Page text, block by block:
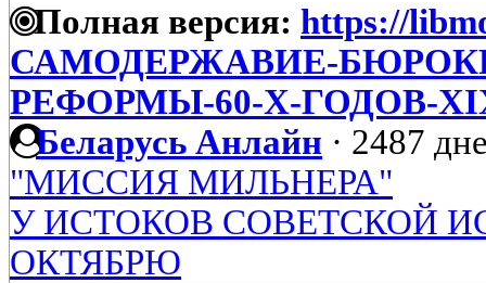
Полная версия: https://
САМОДЕРЖАВИЕ-
РЕФОРМЫ-60-Х-ГОДОВ-
Беларусь Анлайн · 2487
"МИССИЯ МИЛЬНЕРА"
У ИСТОКОВ СОВЕТСКОЙ
ОКТЯБРЮ